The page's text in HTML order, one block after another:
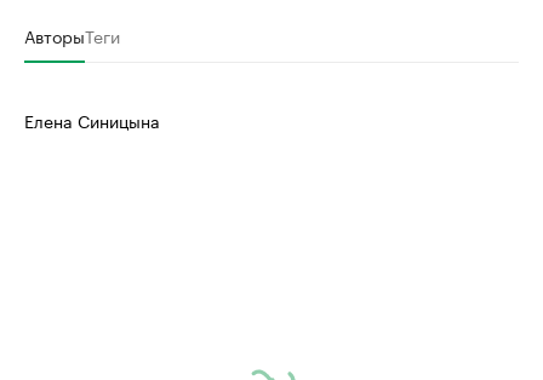
АвторыТеги
Елена Синицына